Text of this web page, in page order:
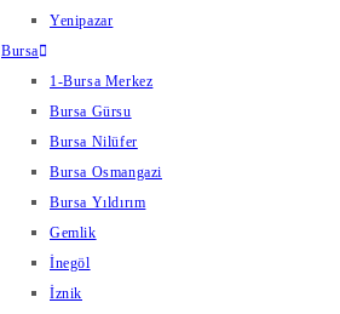
Yenipazar
Bursa
1-Bursa Merkez
Bursa Gürsu
Bursa Nilüfer
Bursa Osmangazi
Bursa Yıldırım
Gemlik
İnegöl
İznik